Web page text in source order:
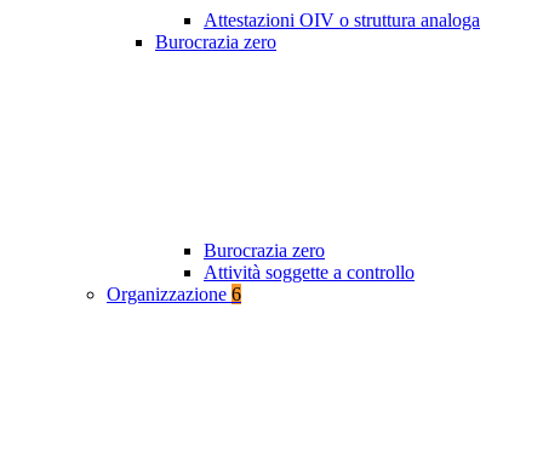
Attestazioni OIV o struttura analoga
Burocrazia zero
Burocrazia zero
Attività soggette a controllo
Organizzazione 6